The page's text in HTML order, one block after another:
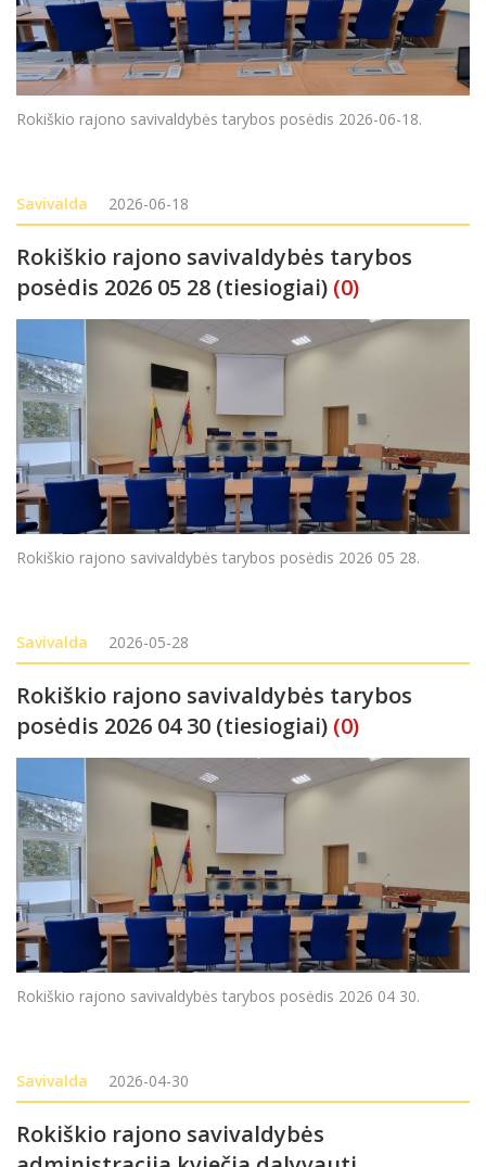
Rokiškio rajono savivaldybės tarybos posėdis 2026-06-18.
Savivalda 2026-06-18
Rokiškio rajono savivaldybės tarybos
posėdis 2026 05 28 (tiesiogiai) (0)
Rokiškio rajono savivaldybės tarybos posėdis 2026 05 28.
Savivalda 2026-05-28
Rokiškio rajono savivaldybės tarybos
posėdis 2026 04 30 (tiesiogiai) (0)
Rokiškio rajono savivaldybės tarybos posėdis 2026 04 30.
Savivalda 2026-04-30
Rokiškio rajono savivaldybės